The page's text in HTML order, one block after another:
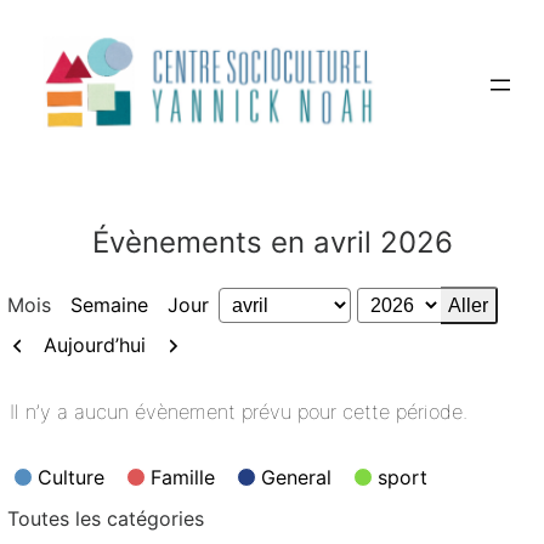
contenu
Évènements en avril 2026
Mois Semaine Jour
Mois
Année
Précédent
Aujourd’hui Suivant
Il n’y a aucun évènement prévu pour cette période.
Catégories
Culture Famille General
sport
Toutes les catégories